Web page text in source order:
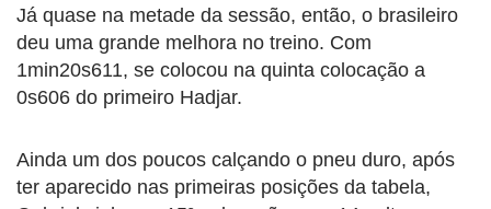
Já quase na metade da sessão, então, o brasileiro
deu uma grande melhora no treino. Com
1min20s611, se colocou na quinta colocação a
0s606 do primeiro Hadjar.
Ainda um dos poucos calçando o pneu duro, após
ter aparecido nas primeiras posições da tabela,